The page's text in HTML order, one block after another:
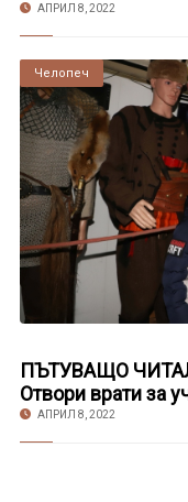
АПРИЛ 8, 2022
Челопеч
ПЪТУВАЩО
Отвори врати за
АПРИЛ 8, 2022